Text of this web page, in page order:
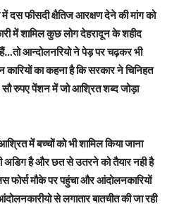
दस फीसदी क्षैतिज आरक्षण देने की मांग को
में शामिल कुछ लोग देहरादून के शहीद
आन्दोलनरियो ने पेड़ पर चढ़कर भी
का कहना है कि सरकार ने चिनिहत
सौ रुपए पेंशन में जो आश्रित शब्द जोड़ा
में बच्चों को भी शामिल किया जाना
अडिग है और छत से उतरने को तैयार नही है
फोर्स मौके पर पहुंचा और आंदोलनकारियों
से लगातार बातचीत की जा रही